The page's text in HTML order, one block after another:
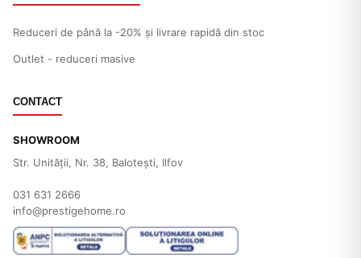
Reduceri de până la -20% și livrare rapidă din stoc
Outlet - reduceri masive
CONTACT
SHOWROOM
Str. Unităţii, Nr. 38, Baloteşti, Ilfov
031 631 2666
info@prestigehome.ro